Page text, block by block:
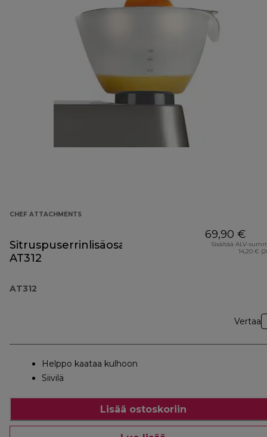
CHEF ATTACHMENTS
Sitruspuserrinlisäosa
AT312
AT312
69,90 €
Sisältää ALV-
14,20 €
Vertaa
Helppo kaataa kulhoon
Siivilä
Lisää ostoskoriin